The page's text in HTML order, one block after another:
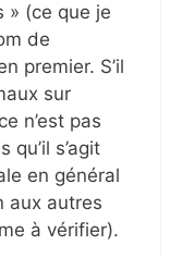
» (ce que je
de
premier. S’il
sur
n’est pas
s’agit
en général
aux autres
à vérifier).